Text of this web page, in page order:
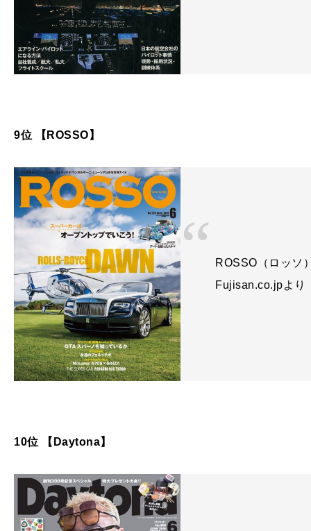
9位 【ROSSO】
ROSSO（ロッソ
Fujisan.co.jpより
10位 【Daytona】